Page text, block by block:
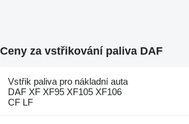
Ceny za vstřikování paliva DAF
Vstřik paliva pro nákladní auta
DAF XF XF95 XF105 XF106
CF LF